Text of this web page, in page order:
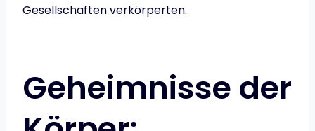
Gesellschaften verkörperten.
Geheimnisse der